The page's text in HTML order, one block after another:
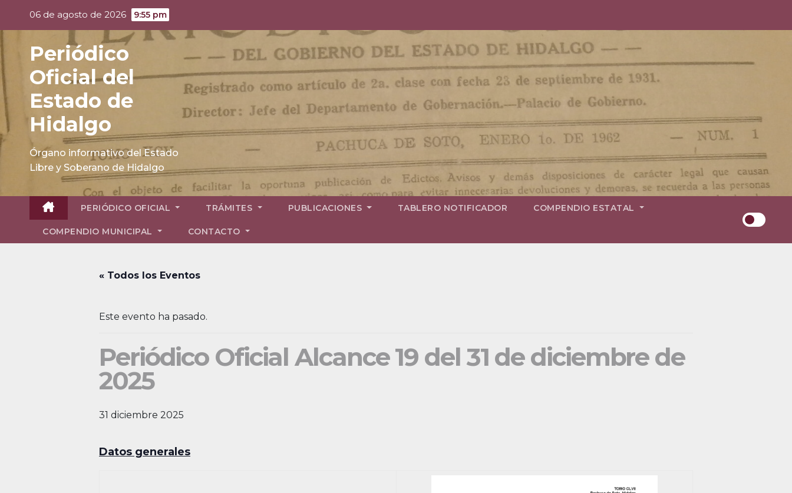
06 de agosto de 2026 9:55 pm
Periódico
Oficial del
Estado de
Hidalgo
Órgano informativo del Estado
Libre y Soberano de Hidalgo
PERIÓDICO OFICIAL TRÁMITES PUBLICACIONES TABLERO NOTIFICADOR COMPENDIO ESTATAL
COMPENDIO MUNICIPAL CONTACTO
« Todos los Eventos
Este evento ha pasado.
Periódico Oficial Alcance 19 del 31 de diciembre de
2025
31 diciembre 2025
Datos generales